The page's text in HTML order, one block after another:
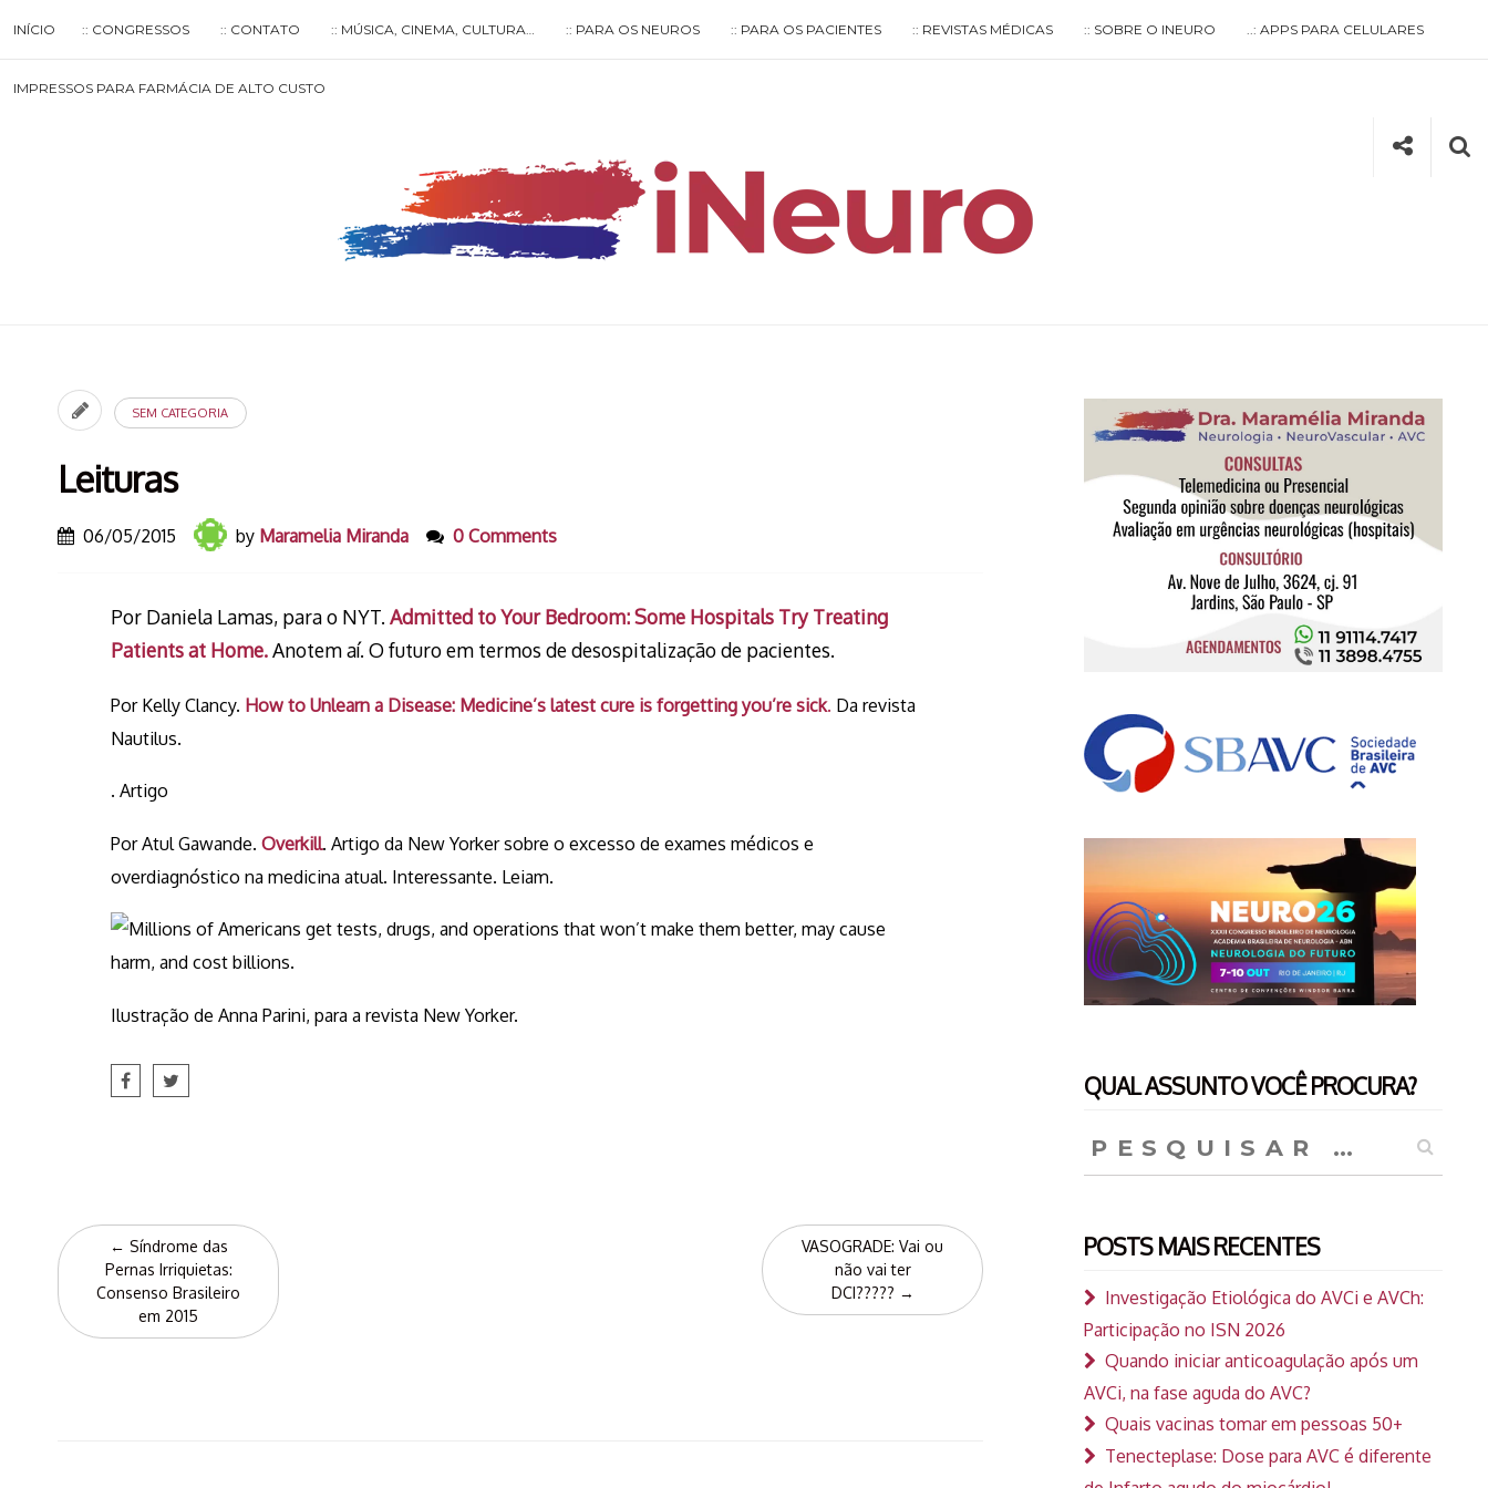
to
content
INÍCIO :: CONGRESSOS :: CONTATO :: MÚSICA, CINEMA, CULTURA… :: PARA OS NEUROS :: PARA OS PACIENTES :: REVISTAS MÉDICAS :: SOBRE O INEURO ..: APPS PARA CELULARES
IMPRESSOS PARA FARMÁCIA DE ALTO CUSTO
for
Type your search keyword, and press enter to search
Social
SEM CATEGORIA
Leituras
06/05/2015 by Maramelia Miranda 0 Comments
Por Daniela Lamas, para o NYT.Admitted to Your Bedroom: Some Hospitals Try Treating
Patients at Home.Anotem aí. O futuro em termos de desospitalização de pacientes.
Por Kelly Clancy. How to Unlearn a Disease: Medicine’s latest cure is forgetting you’re sick. Da revista
Nautilus.
. Artigo
Por Atul Gawande.Overkill. Artigo da New Yorker sobre o excesso de exames médicos e
overdiagnóstico na medicina atual. Interessante. Leiam.
Ilustração de Anna Parini, para a revista New Yorker.
Post
navigation
← Síndrome das
Pernas Irriquietas:
Consenso Brasileiro
em 2015
VASOGRADE: Vai ou
não vai ter
DCI????? →
QUAL ASSUNTO VOCÊ PROCURA?
por:
POSTS MAIS RECENTES
Investigação Etiológica do AVCi e AVCh:
Participação no ISN 2026
Quando iniciar anticoagulação após um
AVCi, na fase aguda do AVC?
Quais vacinas tomar em pessoas 50+
Tenecteplase: Dose para AVC é diferente